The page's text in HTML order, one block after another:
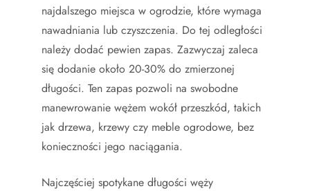
najdalszego miejsca w ogrodzie, które wymaga
nawadniania lub czyszczenia. Do tej odległości
należy dodać pewien zapas. Zazwyczaj zaleca
się dodanie około 20-30% do zmierzonej
długości. Ten zapas pozwoli na swobodne
manewrowanie wężem wokół przeszkód, takich
jak drzewa, krzewy czy meble ogrodowe, bez
konieczności jego naciągania.
Najczęściej spotykane długości węży